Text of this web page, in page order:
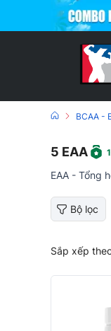
BCAA -
5 EAA
EAA - Tổng
Bộ lọc
Sắp xếp